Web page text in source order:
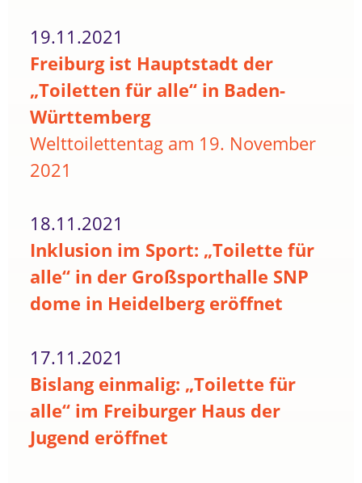
19.11.2021
Freiburg ist Hauptstadt der
„Toiletten für alle“ in Baden-
Württemberg
Welttoilettentag am 19. November
2021
18.11.2021
Inklusion im Sport: „Toilette für
alle“ in der Großsporthalle SNP
dome in Heidelberg eröffnet
17.11.2021
Bislang einmalig: „Toilette für
alle“ im Freiburger Haus der
Jugend eröffnet